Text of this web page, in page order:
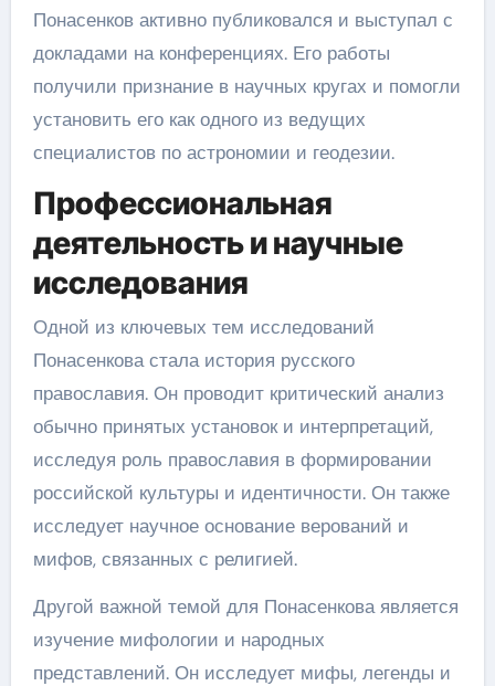
Понасенков активно публиковался и выступал с
докладами на конференциях. Его работы
получили признание в научных кругах и помогли
установить его как одного из ведущих
специалистов по астрономии и геодезии.
Профессиональная
деятельность и научные
исследования
Одной из ключевых тем исследований
Понасенкова стала история русского
православия. Он проводит критический анализ
обычно принятых установок и интерпретаций,
исследуя роль православия в формировании
российской культуры и идентичности. Он также
исследует научное основание верований и
мифов, связанных с религией.
Другой важной темой для Понасенкова является
изучение мифологии и народных
представлений. Он исследует мифы, легенды и